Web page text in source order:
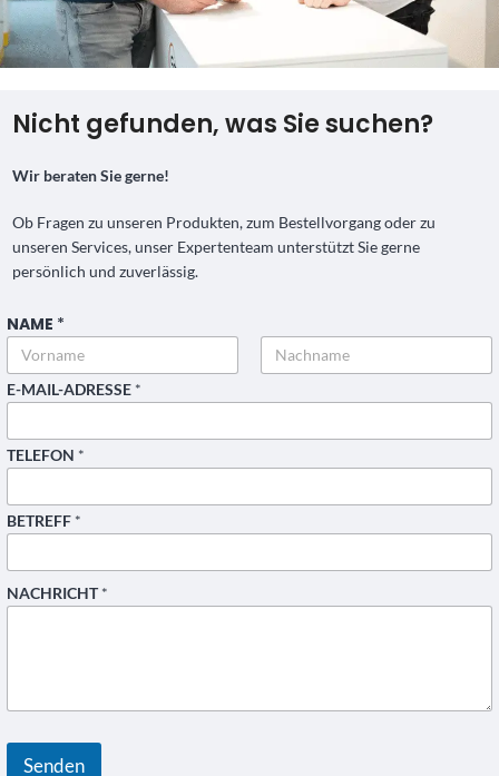
Nicht gefunden, was Sie suchen?
Wir beraten Sie gerne!
Ob Fragen zu unseren Produkten, zum Bestellvorgang oder zu
unseren Services, unser Expertenteam unterstützt Sie gerne
persönlich und zuverlässig.
NAME *
Vorname
B
E
R
E
*
E-MAIL-ADRESSE *
TELEFON *
BETREFF *
NACHRICHT*
Senden